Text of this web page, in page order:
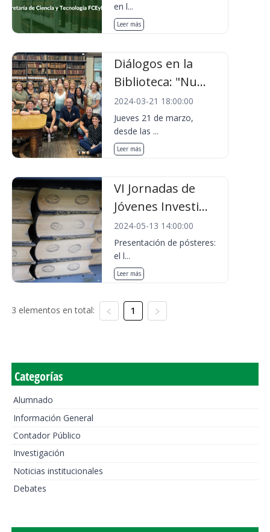
en l...
Leer más
Diálogos en la
Biblioteca: "Nu...
2024-03-21 18:00:00
Jueves 21 de marzo,
desde las ...
Leer más
VI Jornadas de
Jóvenes Investi...
2024-05-13 14:00:00
Presentación de pósteres:
el l...
Leer más
3 elementos en total: 1
Categorías
Alumnado
Información General
Contador Público
Investigación
Noticias institucionales
Debates